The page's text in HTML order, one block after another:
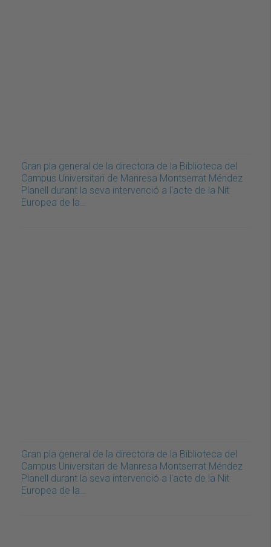
Gran pla general de la directora de la Biblioteca del
Campus Universitari de Manresa Montserrat Méndez
Planell durant la seva intervenció a l'acte de la Nit
Europea de la…
Gran pla general de la directora de la Biblioteca del
Campus Universitari de Manresa Montserrat Méndez
Planell durant la seva intervenció a l'acte de la Nit
Europea de la…